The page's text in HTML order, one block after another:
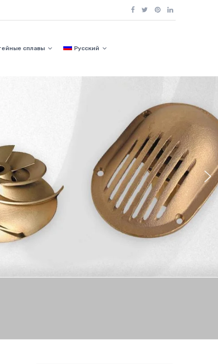
сплавы Русский